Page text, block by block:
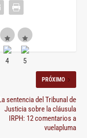
PRÓXIMO
sentencia del Tribunal de
Justicia sobre la cláusula
IRPH: 12 comentarios a
vuelapluma